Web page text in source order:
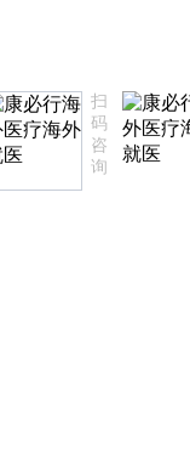
扫
码
咨
询